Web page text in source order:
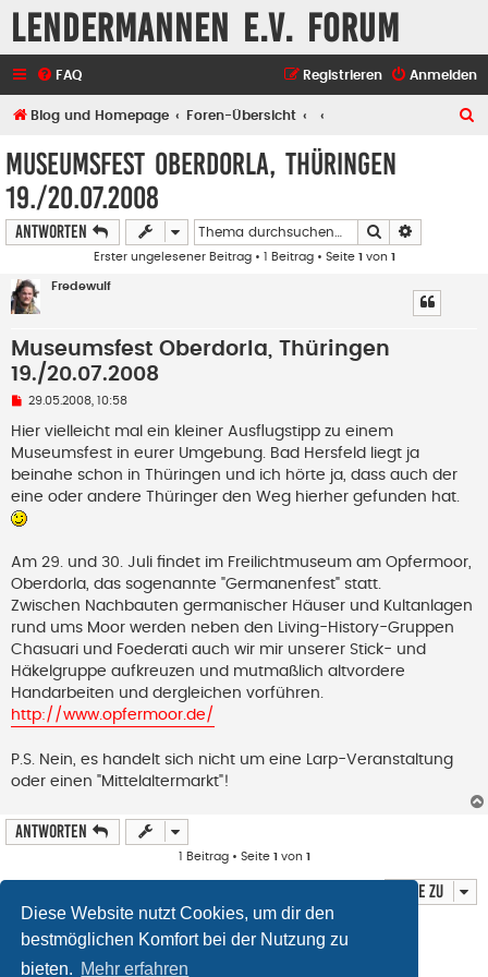
Diese Website nutzt Cookies, um dir den
bestmöglichen Komfort bei der Nutzung zu
bieten. Mehr erfahren
Lendermannen e.V. Forum
FAQ Anmelden
Registrieren
Blog und Homepage Foren-Übersicht
Museumsfest Oberdorla, Thüringen
19./20.07.2008
Antworten Suche
Erster ungelesener Beitrag• 1 Beitrag • Seite 1 von 1
Fredewulf
Museumsfest Oberdorla, Thüringen
19./20.07.2008
U
g
l
e
e
n
e
e
i
r
a
29.05.2008, 10:58
Hier vielleicht mal ein kleiner Ausflugstipp zu einem
Museumsfest in eurer Umgebung. Bad Hersfeld liegt ja
beinahe schon in Thüringen und ich hörte ja, dass auch der
eine oder andere Thüringer den Weg hierher gefunden hat.
Am 29. und 30. Juli findet im Freilichtmuseum am Opfermoor,
Oberdorla, das sogenannte "Germanenfest" statt.
Zwischen Nachbauten germanischer Häuser und Kultanlagen
rund ums Moor werden neben den Living-History-Gruppen
Chasuari und Foederati auch wir mir unserer Stick- und
Häkelgruppe aufkreuzen und mutmaßlich altvordere
Handarbeiten und dergleichen vorführen.
http://www.opfermoor.de/
P.S. Nein, es handelt sich nicht um eine Larp-Veranstaltung
oder einen "Mittelaltermarkt"!
Antworten
1 Beitrag • Seite 1von 1
Gehe zu
Wer ist online?
Mitglieder in diesem Forum: 0 Mitglieder und 0 Gäste